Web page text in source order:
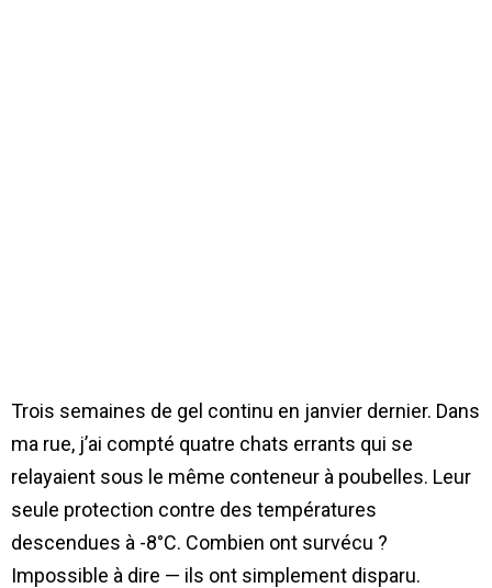
Trois semaines de gel continu en janvier dernier. Dans
ma rue, j’ai compté quatre chats errants qui se
relayaient sous le même conteneur à poubelles. Leur
seule protection contre des températures
descendues à -8°C. Combien ont survécu ?
Impossible à dire — ils ont simplement disparu.